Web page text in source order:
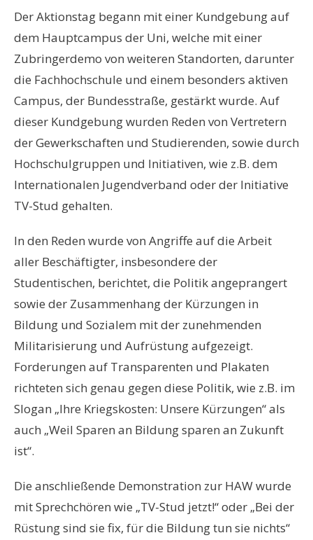
Der Aktionstag begann mit einer Kundgebung auf
dem Hauptcampus der Uni, welche mit einer
Zubringerdemo von weiteren Standorten, darunter
die Fachhochschule und einem besonders aktiven
Campus, der Bundesstraße, gestärkt wurde. Auf
dieser Kundgebung wurden Reden von Vertretern
der Gewerkschaften und Studierenden, sowie durch
Hochschulgruppen und Initiativen, wie z.B. dem
Internationalen Jugendverband oder der Initiative
TV-Stud gehalten.
In den Reden wurde von Angriffe auf die Arbeit
aller Beschäftigter, insbesondere der
Studentischen, berichtet, die Politik angeprangert
sowie der Zusammenhang der Kürzungen in
Bildung und Sozialem mit der zunehmenden
Militarisierung und Aufrüstung aufgezeigt.
Forderungen auf Transparenten und Plakaten
richteten sich genau gegen diese Politik, wie z.B. im
Slogan „Ihre Kriegskosten: Unsere Kürzungen“ als
auch „Weil Sparen an Bildung sparen an Zukunft
ist“.
Die anschließende Demonstration zur HAW wurde
mit Sprechchören wie „TV-Stud jetzt!“ oder „Bei der
Rüstung sind sie fix, für die Bildung tun sie nichts“